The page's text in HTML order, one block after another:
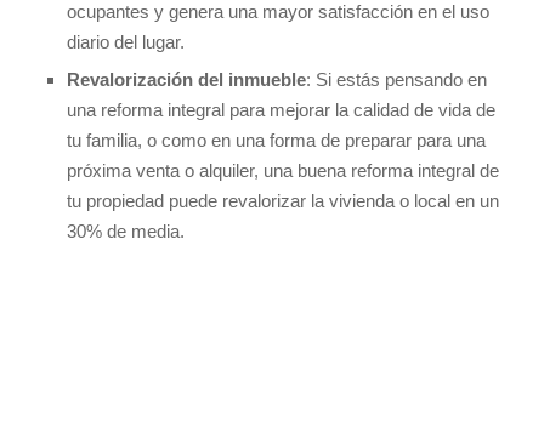
ocupantes y genera una mayor satisfacción en el uso
diario del lugar.
Revalorización del inmueble: Si estás pensando en
una reforma integral para mejorar la calidad de vida de
tu familia, o como en una forma de preparar para una
próxima venta o alquiler, una buena reforma integral de
tu propiedad puede revalorizar la vivienda o local en un
30% de media.